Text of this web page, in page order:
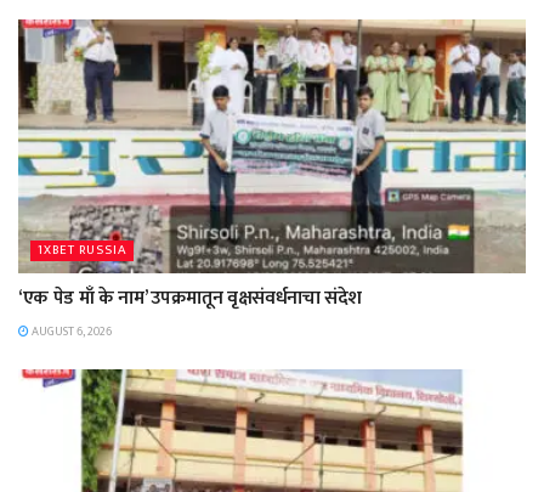
1XBET RUSSIA
‘एक पेड माँ के नाम’ उपक्रमातून वृक्षसंवर्धनाचा संदेश
AUGUST 6, 2026